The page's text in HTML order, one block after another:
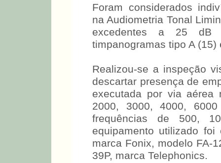
Foram considerados
na Audiometria Tonal
excedentes a 25 dB
timpanogramas tipo A
Realizou-se a inspeção
descartar presença de
executada por via aérea
2000, 3000, 4000,
frequências de 500,
equipamento utilizado
marca Fonix, modelo FA-
39P, marca Telephonics.